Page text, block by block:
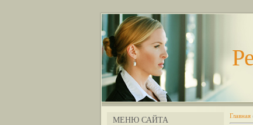
МЕНЮ САЙТА Главная